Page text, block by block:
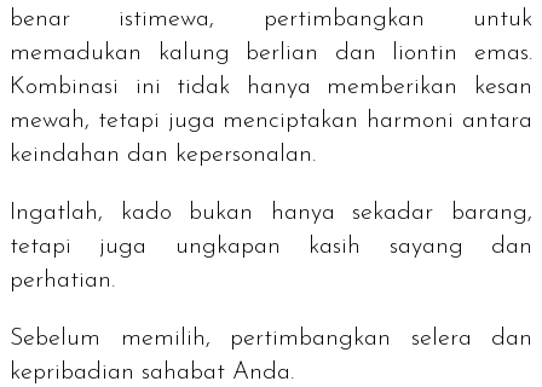
benar istimewa, pertimbangkan untuk
memadukan kalung berlian dan liontin emas.
Kombinasi ini tidak hanya memberikan kesan
mewah, tetapi juga menciptakan harmoni antara
keindahan dan kepersonalan.
Ingatlah, kado bukan hanya sekadar barang,
tetapi juga ungkapan kasih sayang dan
perhatian.
Sebelum memilih, pertimbangkan selera dan
kepribadian sahabat Anda.